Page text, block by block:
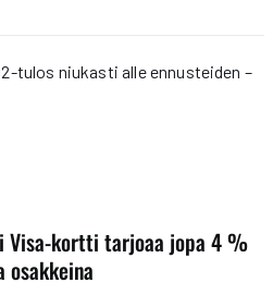
tulos niukasti alle ennusteiden –
Visa-kortti tarjoaa jopa 4 %
osakkeina